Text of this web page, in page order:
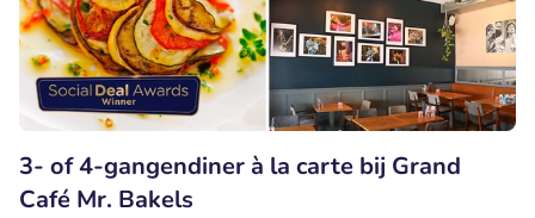
3- of 4-gangendiner à la carte bij Grand
Café Mr. Bakels